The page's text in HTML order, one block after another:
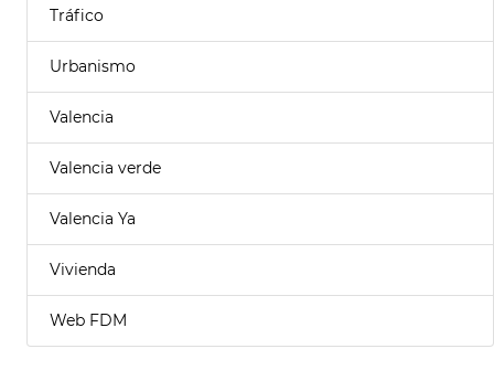
Tráfico
Urbanismo
Valencia
Valencia verde
Valencia Ya
Vivienda
Web FDM